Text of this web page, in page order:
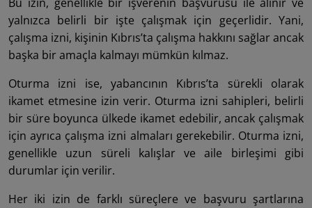
Bu izin, genellikle bir işverenin başvurusu ile alınır ve
yalnızca belirli bir işte çalışmak için geçerlidir. Yani,
çalışma izni, kişinin Kıbrıs’ta çalışma hakkını sağlar ancak
başka bir amaçla kalmayı mümkün kılmaz.
Oturma izni ise, yabancının Kıbrıs’ta sürekli olarak
ikamet etmesine izin verir. Oturma izni sahipleri, belirli
bir süre boyunca ülkede ikamet edebilir, ancak çalışmak
için ayrıca çalışma izni almaları gerekebilir. Oturma izni,
genellikle uzun süreli kalışlar ve aile birleşimi gibi
durumlar için verilir.
Her iki izin de farklı süreçlere ve başvuru şartlarına